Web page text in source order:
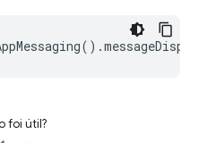
foi útil?